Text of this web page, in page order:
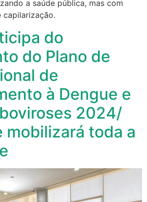
a saúde pública, mas com
do
do Plano de
de
à Dengue e
2024/
mobilizará toda a